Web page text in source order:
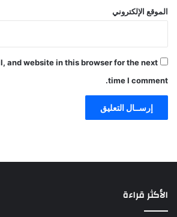
الموقع الإلكتروني
and website in this browser for the next
time I comment.
الأكثر قراءة